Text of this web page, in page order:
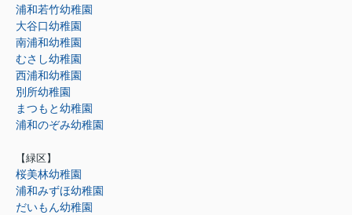
浦和若竹幼稚園
大谷口幼稚園
南浦和幼稚園
むさし幼稚園
西浦和幼稚園
別所幼稚園
まつもと幼稚園
浦和のぞみ幼稚園
【緑区】
桜美林幼稚園
浦和みずほ幼稚園
だいもん幼稚園